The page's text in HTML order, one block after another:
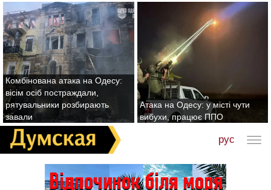
Комбінована атака на Одесу:
вісім осіб постраждали,
рятувальники розбирають
завали
Атака на Одесу: у місті чути
вибухи, працює ППО
рус